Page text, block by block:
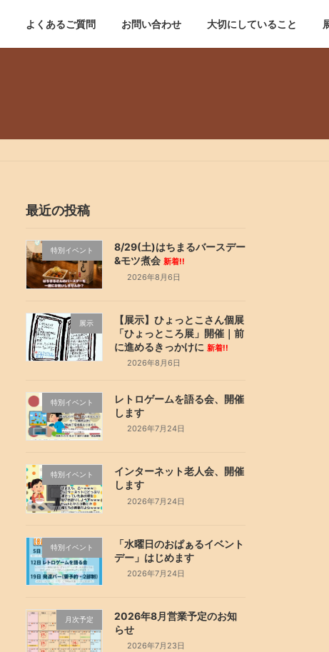
よくあるご質問 お問い合わせ 大切にしていること
最近の投稿
特別イベント
8/29(土)はちまるバースデー
&モツ煮会 新着!!
2026年8月6日
展示
【展示】ひょっとこさん個展
「ひょっところ展」開催｜前
に進めるきっかけに 新着!!
2026年8月6日
特別イベント
レトロゲームを語る会、開催
します
2026年7月24日
特別イベント
インターネット老人会、開催
します
2026年7月24日
特別イベント
「水曜日のおぱぁるイベント
デー」はじめます
2026年7月24日
月次予定
2026年8月営業予定のお知
らせ
2026年7月23日